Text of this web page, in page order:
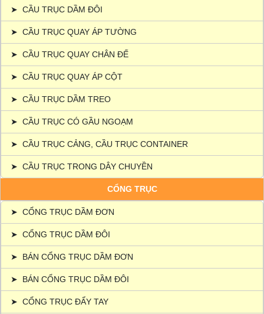
➤ CẦU TRỤC DẦM ĐÔI
➤ CẦU TRỤC QUAY ÁP TƯỜNG
➤ CẦU TRỤC QUAY CHÂN ĐẾ
➤ CẦU TRỤC QUAY ÁP CỘT
➤ CẦU TRỤC DẦM TREO
➤ CẦU TRỤC CÓ GẦU NGOẠM
➤ CẦU TRỤC CẢNG, CẦU TRỤC CONTAINER
➤ CẦU TRỤC TRONG DÂY CHUYỀN
CỔNG TRỤC
➤ CỔNG TRỤC DẦM ĐƠN
➤ CỔNG TRỤC DẦM ĐÔI
➤ BÁN CỔNG TRỤC DẦM ĐƠN
➤ BÁN CỔNG TRỤC DẦM ĐÔI
➤ CỔNG TRỤC ĐẨY TAY